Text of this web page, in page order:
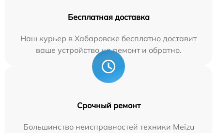
Бесплатная доставка
Наш курьер в Хабаровске бесплатно доставит
ваше устройство на ремонт и обратно.
Срочный ремонт
Большинство неисправностей техники Meizu